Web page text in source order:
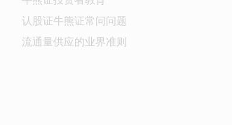
认股证牛熊证常问问题
流通量供应的业界准则